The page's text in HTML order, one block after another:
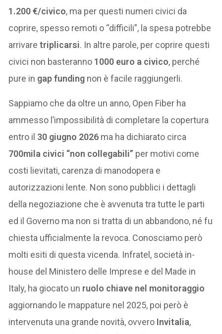
1.200 €/civico, ma per questi numeri civici da
coprire, spesso remoti o “difficili”, la spesa potrebbe
arrivaretriplicarsi. In altre parole, per coprire questi
civici non basteranno 1000 euro a civico, perché
pure in gap funding non è facile raggiungerli.
Sappiamo che da oltre un anno, Open Fiber ha
ammesso l’impossibilità di completare la copertura
entro il 30 giugno 2026 ma ha dichiarato circa
700mila civici “non collegabili” per motivi come
costi lievitati, carenza di manodopera e
autorizzazioni lente. Non sono pubblici i dettagli
della negoziazione che è avvenuta tra tutte le parti
ed il Governo ma non si tratta di un abbandono, né fu
chiesta ufficialmente la revoca. Conosciamo però
molti esiti di questa vicenda. Infratel, società in-
house del Ministero delle Imprese e del Made in
Italy, ha giocato un ruolo chiave nel monitoraggio
aggiornando le mappature nel 2025, poi però è
intervenuta una grande novità, ovvero Invitalia,